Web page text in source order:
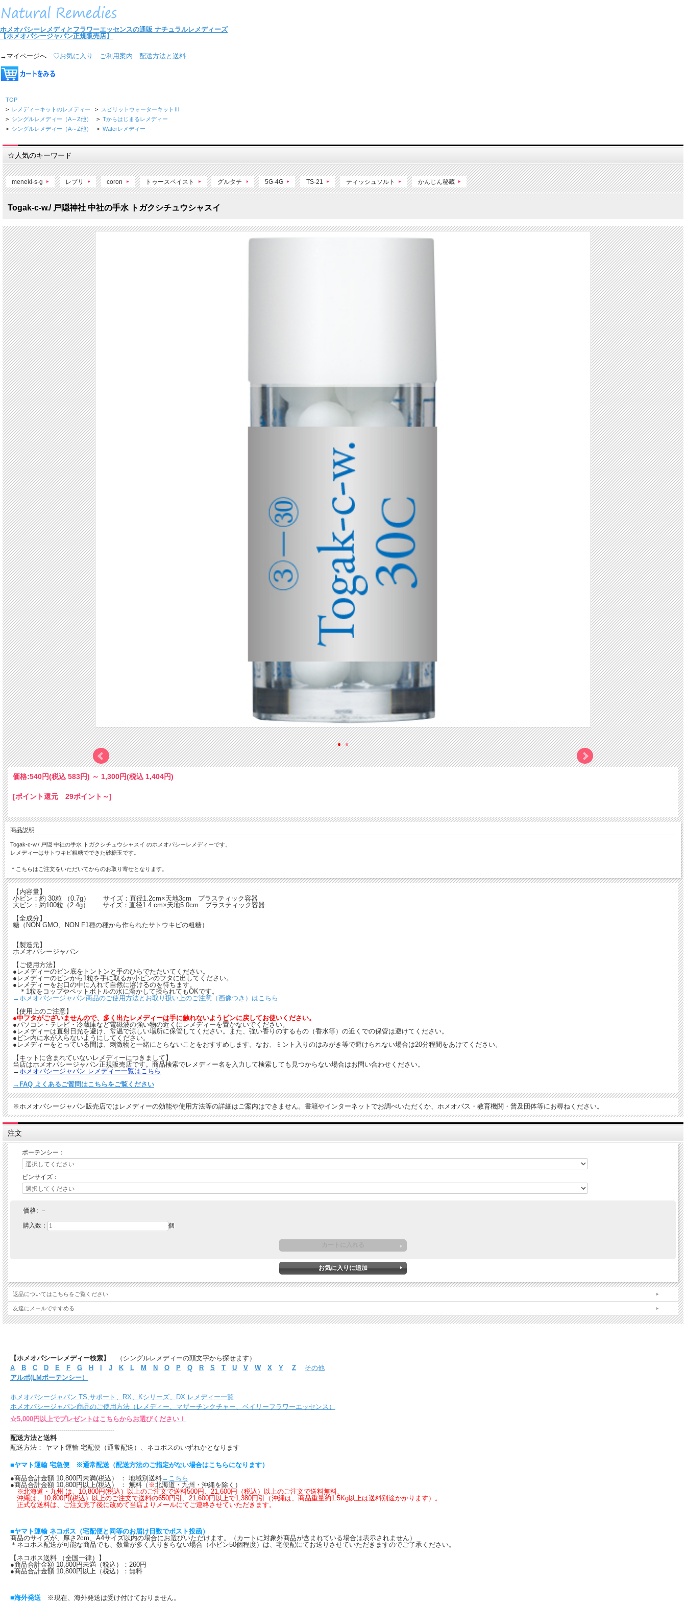
ホメオパシーレメディとフラワーエッセンスの通販 ナチュラルレメディーズ
【ホメオパシージャパン正規販売店】
→マイページへ ♡お気に入り ご利用案内 配送方法と送料
TOP
> レメディーキットのレメディー > スピリットウォーターキットⅢ
> シングルレメディー（A～Z他） > Tからはじまるレメディー
> シングルレメディー（A～Z他） > Waterレメディー
☆人気のキーワード
meneki-s-g レプリ coron トゥースペイスト グルタチ 5G-4G TS-21 ティッシュソルト かんじん秘蔵
Togak-c-w./ 戸隠神社 中社の手水 トガクシチュウシャスイ
価格:540円(税込 583円) ～ 1,300円(税込 1,404円)
[ポイント還元 29ポイント～]
商品説明
Togak-c-w./ 戸隠 中社の手水 トガクシチュウシャスイ のホメオパシーレメディーです。
レメディーはサトウキビ粗糖でできた砂糖玉です。
＊こちらはご注文をいただいてからのお取り寄せとなります。
【内容量】
小ビン：約 30粒 （0.7g） サイズ：直径1.2cm×天地3cm プラスティック容器
大ビン：約100粒（2.4g） サイズ：直径1.4 cm×天地5.0cm プラスティック容器
【全成分】
糖（NON GMO、NON F1種の種から作られたサトウキビの粗糖）
【製造元】
ホメオパシージャパン
【ご使用方法】
●レメディーのビン底をトントンと手のひらでたたいてください。
●レメディーのビンから1粒を手に取るか小ビンのフタに出してください。
●レメディーをお口の中に入れて自然に溶けるのを待ちます。
＊1粒をコップやペットボトルの水に溶かして摂られてもOKです。
→ホメオパシージャパン商品のご使用方法とお取り扱い上のご注意（画像つき）はこちら
【使用上のご注意】
●中フタがございませんので、多く出たレメディーは手に触れないようビンに戻してお使いください。
●パソコン・テレビ・冷蔵庫など電磁波の強い物の近くにレメディーを置かないでください。
●レメディーは直射日光を避け、常温で涼しい場所に保管してください。また、強い香りのするもの（香水等）の近くでの保管は避けてください。
●ビン内に水が入らないようにしてください。
●レメディーをとっている間は、刺激物と一緒にとらないことをおすすめします。なお、ミント入りのはみがき等で避けられない場合は20分程間をあけてください。
【キットに含まれていないレメディーにつきまして】
当店はホメオパシージャパン正規販売店です。商品検索でレメディー名を入力して検索しても見つからない場合はお問い合わせください。
→ホメオパシージャパン レメディー一覧はこちら
→FAQ よくあるご質問はこちらをご覧ください
※ホメオパシージャパン販売店ではレメディーの効能や使用方法等の詳細はご案内はできません。書籍やインターネットでお調べいただくか、ホメオパス・教育機関・普及団体等にお尋ねください。
注文
ポーテンシー：
ビンサイズ：
価格: －
購入数： 個
返品についてはこちらをご覧ください
友達にメールですすめる
【ホメオパシーレメディー検索】
（シングルレメディーの頭文字から探せます）
A
B C D E F G H J K L M N O P Q R S T U V W X Y Z
その他
アルポ(LMポーテンシー）
ホメオパシージャパン TS,サポート、RX、Kシリーズ、DX レメディー一覧
ホメオパシージャパン商品のご使用方法（レメディー、マザーチンクチャー、ベイリーフラワーエッセンス）
☆5,000円以上でプレゼントはこちらからお選びください！
---------------------------------------------------
配送方法と送料
配送方法： ヤマト運輸 宅配便（通常配送）、ネコポスのいずれかとなります
■ヤマト運輸 宅急便 ※通常配送（配送方法のご指定がない場合はこちらになります）
●商品合計金額 10,800円未満(税込） ： 地域別送料→こちら
●商品合計金額 10,800円以上(税込） ： 無料（ ※北海道・九州・沖縄を除く）
※北海道・九州 は、10,800円(税込）以上のご注文で送料500円、21,600円（税込）以上のご注文で送料無料、
沖縄は、10,800円(税込）以上のご注文で送料の650円引、21,600円以上で1,380円引（沖縄は、商品重量約1.5Kg以上は送料別途かかります）。
正式な送料は、ご注文完了後に改めて当店よりメールにてご連絡させていただきます。
■ヤマト運輸 ネコポス（宅配便と同等のお届け日数でポスト投函）
商品のサイズが、厚さ2cm、A4サイズ以内の場合にお選びいただけます。（カートに対象外商品が含まれている場合は表示されません）
＊ネコポス配送が可能な商品でも、数量が多く入りきらない場合（小ビン50個程度）は、宅便配にてお送りさせていただきますのでご了承ください。
【ネコポス送料 （全国一律）】
●商品合計金額 10,800円未満（税込）：260円
●商品合計金額 10,800円以上（税込）：無料
■海外発送 ※現在、海外発送は受け付けておりません。